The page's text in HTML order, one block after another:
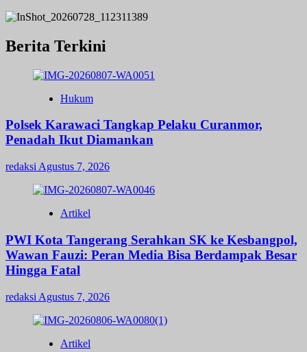
Berita Terkini
Hukum
Polsek Karawaci Tangkap Pelaku Curanmor,
Penadah Ikut Diamankan
redaksi Agustus 7, 2026
Artikel
PWI Kota Tangerang Serahkan SK ke Kesbangpol,
Wawan Fauzi: Peran Media Bisa Berdampak Besar
Hingga Fatal
redaksi Agustus 7, 2026
Artikel